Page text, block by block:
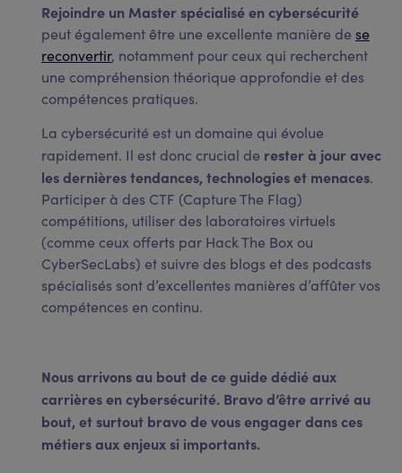
Rejoindre un Master spécialisé en cybersécurité
peut également être une excellente manière de se
reconvertir, notamment pour ceux qui recherchent
une compréhension théorique approfondie et des
compétences pratiques.
La cybersécurité est un domaine qui évolue
rapidement. Il est donc crucial de rester à jour avec
les dernières tendances, technologies et menaces.
Participer à des CTF (Capture The Flag)
compétitions, utiliser des laboratoires virtuels
(comme ceux offerts par Hack The Box ou
CyberSecLabs) et suivre des blogs et des podcasts
spécialisés sont d’excellentes manières d’affûter vos
compétences en continu.
Nous arrivons au bout de ce guide dédié aux
carrières en cybersécurité. Bravo d’être arrivé au
bout, et surtout bravo de vous engager dans ces
métiers aux enjeux si importants.